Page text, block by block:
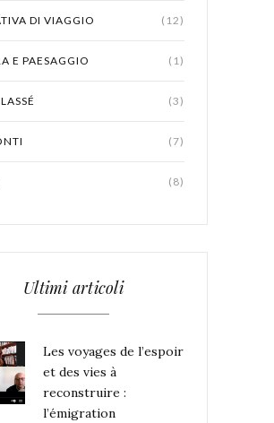
DI VIAGGIO (12)
E PAESAGGIO (1)
(3)
(7)
(8)
Ultimi articoli
Les voyages de l’espoir
et des vies à
reconstruire :
l’émigration